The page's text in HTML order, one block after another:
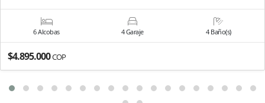
6 Alcobas 4 Garaje 4 Baño(s)
$4.895.000COP